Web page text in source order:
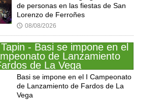
de personas en las fiestas de San
Lorenzo de Ferroñes
🕔 08/08/2026
Basi se impone en el I Campeonato
de Lanzamiento de Fardos de La
Vega